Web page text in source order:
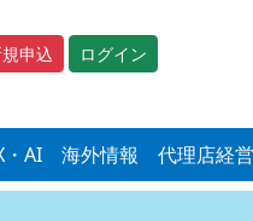
申込 ログイン
・AI 海外情報 代理店経営